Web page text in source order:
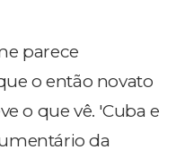
parece
o então novato
o que vê. 'Cuba e
da